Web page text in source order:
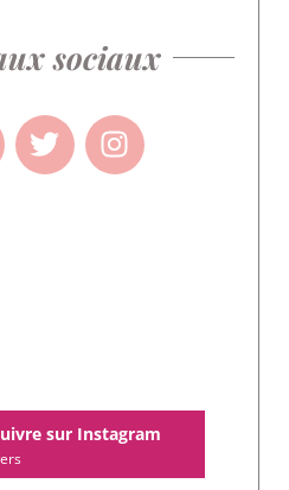
sociaux
sur Instagram